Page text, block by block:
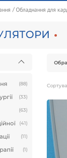
Обладнання для
(88)
(33)
(63)
(41)
(11)
(1)